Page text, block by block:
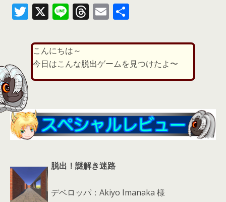
T
itt
er
X Li
e
T
re
a
d
E
ai
l
こんにちは～
今日はこんな脱出ゲームを見つけたよ〜
脱出！謎解き迷路
デベロッパ：Akiyo Imanaka 様